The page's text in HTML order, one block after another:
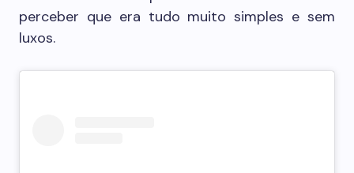
perceber que era tudo muito simples e sem
luxos.